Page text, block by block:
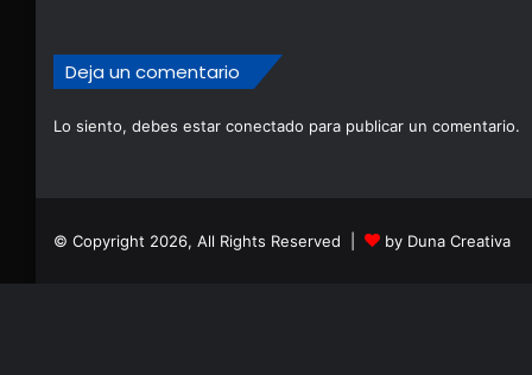
Deja un comentario
Lo siento, debes estar conectado para publicar un comentario.
© Copyright 2026, All Rights Reserved | by Duna Creativa